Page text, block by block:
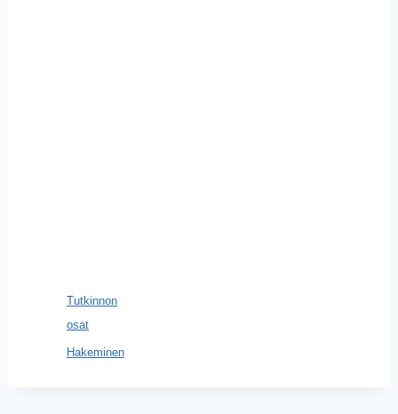
Tutkinnon
osat
Hakeminen